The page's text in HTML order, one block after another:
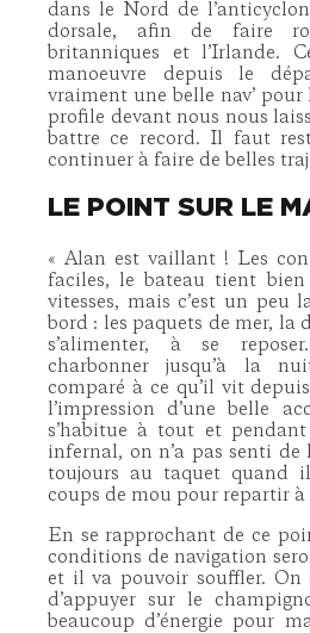
dans le Nord de
dorsale, afin de faire
britanniques et l’Irlande.
manoeuvre depuis le
vraiment une belle nav’ pour
profile devant nous nous
battre ce record. Il faut
continuer à faire de belles
LE POINT SUR LE
« Alan est vaillant ! Les
faciles, le bateau tient
vitesses, mais c’est un peu
bord : les paquets de mer, la
s’alimenter, à se
charbonner jusqu’à la
comparé à ce qu’il vit
l’impression d’une belle
s’habitue à tout et
infernal, on n’a pas senti
toujours au taquet quand
coups de mou pour repartir à
En se rapprochant de ce
conditions de navigation
et il va pouvoir souffler. On
d’appuyer sur le
beaucoup d’énergie pour